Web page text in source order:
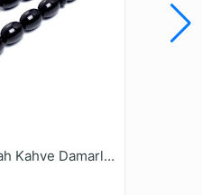
Katalin Tesbih Siyah Kahve Damarlı Oval Kesim Alpaka Kamçı